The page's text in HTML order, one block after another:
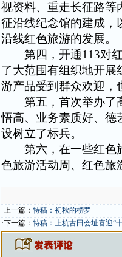
视资料、重走长征路等
征沿线纪念馆的建成，
沿线红色旅游的发展。
第四，开通113对
了大范围有组织地开展
游产品受到群众欢迎，
第五，首次举办了高
悟高、业务素质好、德
设树立了标兵。
第六，在一些红色旅
色旅游活动周、红色旅
·上一篇： 特稿：初秋的榜罗
·下一篇： 特稿：上杭古田会址喜迎“